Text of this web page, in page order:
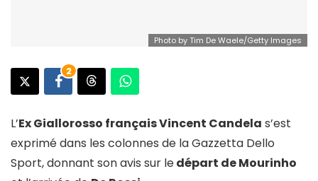
Photo by Tim De Waele/Getty Images
2
L’Ex Giallorosso français Vincent Candela s’est
exprimé dans les colonnes de la Gazzetta Dello
Sport, donnant son avis sur ledépart de Mourinho